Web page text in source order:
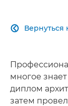
Вернуться

многое
диплом
затем